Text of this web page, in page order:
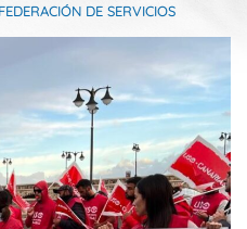
FEDERACIÓN DE SERVICIOS